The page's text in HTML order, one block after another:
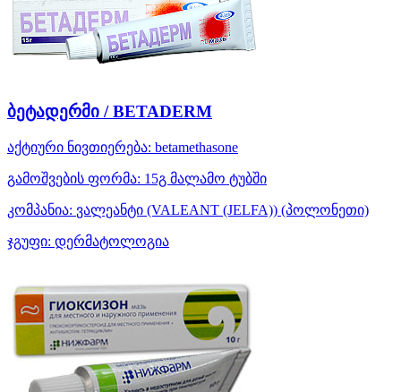
ბეტადერმი / BETADERM
აქტიური ნივთიერება: betamethasone
გამოშვების ფორმა: 15გ მალამო ტუბში
კომპანია: ვალეანტი (VALEANT (JELFA)) (პოლონეთი)
ჯგუფი: დერმატოლოგია